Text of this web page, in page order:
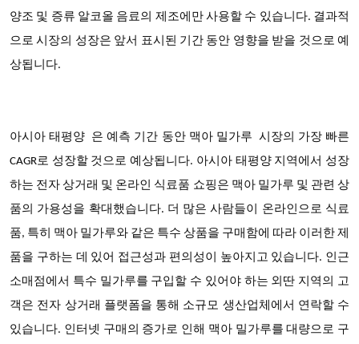
양조 및 증류 알코올 음료의 제조에만 사용할 수 있습니다. 결과적
으로 시장의 성장은 앞서 표시된 기간 동안 영향을 받을 것으로 예
상됩니다.
아시아 태평양 은 예측 기간 동안 맥아 밀가루 시장의 가장 빠른
CAGR로 성장할 것으로 예상됩니다. 아시아 태평양 지역에서 성장
하는 전자 상거래 및 온라인 식료품 쇼핑은 맥아 밀가루 및 관련 상
품의 가용성을 확대했습니다. 더 많은 사람들이 온라인으로 식료
품, 특히 맥아 밀가루와 같은 특수 상품을 구매함에 따라 이러한 제
품을 구하는 데 있어 접근성과 편의성이 높아지고 있습니다. 인근
소매점에서 특수 밀가루를 구입할 수 있어야 하는 외딴 지역의 고
객은 전자 상거래 플랫폼을 통해 소규모 생산업체에서 연락할 수
있습니다. 인터넷 구매의 증가로 인해 맥아 밀가루를 대량으로 구